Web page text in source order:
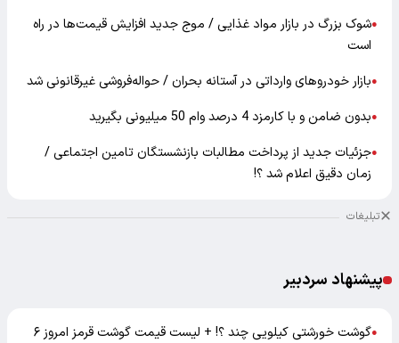
●شوک بزرگ در بازار مواد غذایی / موج جدید افزایش قیمت‌ها در راه
است
●بازار خودرو‌های وارداتی در آستانه بحران / حواله‌فروشی غیرقانونی شد
●بدون ضامن و با کارمزد 4 درصد وام 50 میلیونی بگیرید
●جزئیات جدید از پرداخت مطالبات بازنشستگان تامین اجتماعی /
زمان دقیق اعلام شد ؟!
تبلیغات
پیشنهاد سردبیر
●
گوشت خورشتی کیلویی چند ؟! + لیست قیمت گوشت قرمز امروز ۶